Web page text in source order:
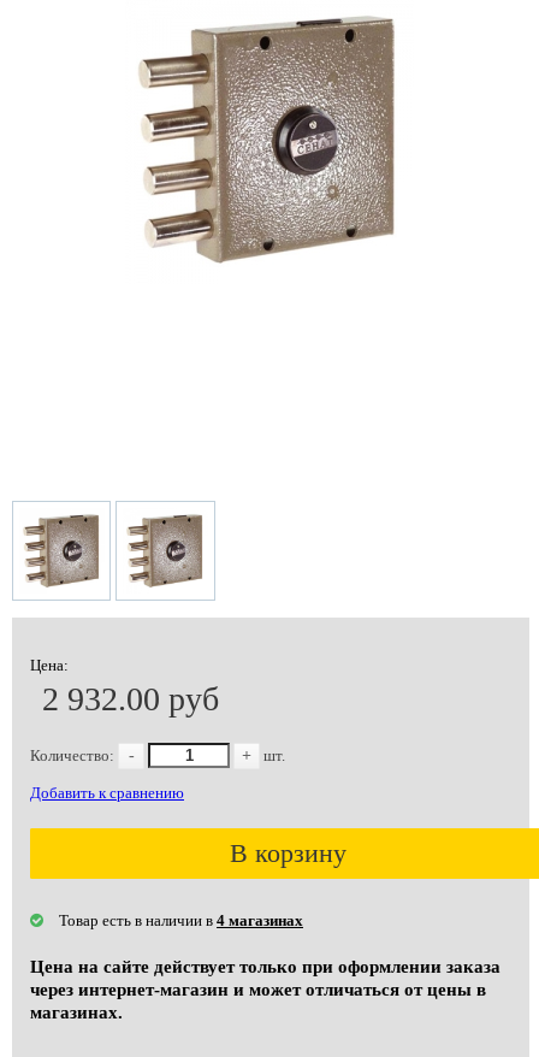
Цена:
2 932.00 руб
Количество: - + шт.
Добавить к сравнению
В корзину
Товар есть в наличии в 4 магазинах
Цена на сайте действует только при оформлении заказа
через интернет-магазин и может отличаться от цены в
магазинах.